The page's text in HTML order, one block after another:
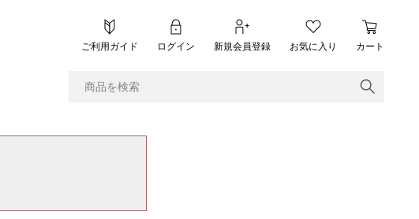
ご利用ガイド ログイン 新規会員登録 お気に入り カート